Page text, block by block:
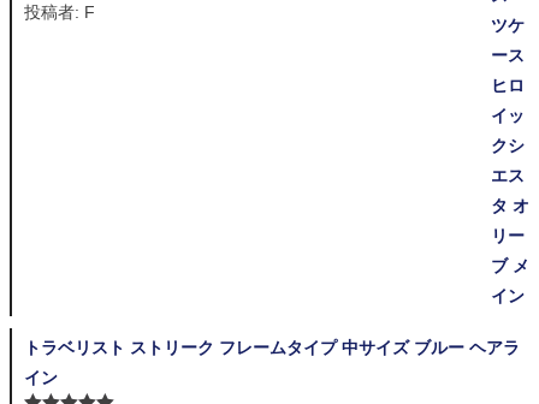
5段階中 5の
投稿者: F
トラベリスト ストリーク フレームタイプ 中サイズ ブルー ヘアラ
イン